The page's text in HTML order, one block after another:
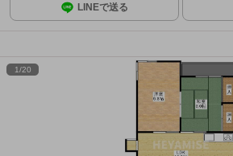
LINEで送る
1/20